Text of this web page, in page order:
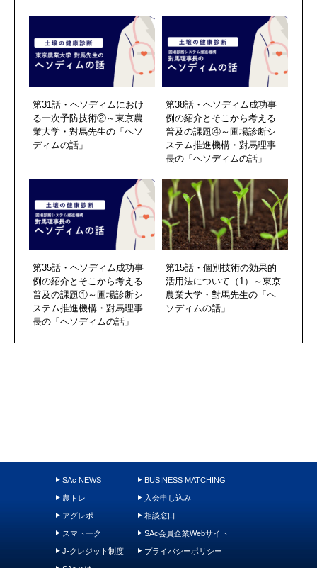
第31話・ヘソディムにおけ
る一次予防技術②～東京農
業大学・對馬先生の「ヘソ
ディムの話」
第38話・ヘソディム成功事
例の紹介とそこから考える
普及の課題④～圃場診断シ
ステム推進機構・對馬理事
長の「ヘソディムの話」
第35話・ヘソディム成功事
例の紹介とそこから考える
普及の課題①～圃場診断シ
ステム推進機構・對馬理事
長の「ヘソディムの話」
第15話・個別技術の効果的
活用法について（1）～東京
農業大学・對馬先生の「ヘ
ソディムの話」
SAc NEWS
農トレ
アグレポ
スマトーク
J-クレジット制度
BUSINESS MATCHING
入会申し込み
相談窓口
SAc会員企業Webサイト
プライバシーポリシー